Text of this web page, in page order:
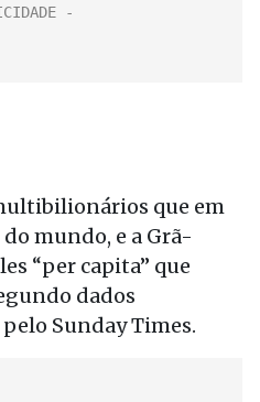
que em
mundo, e a Grã-
“per capita” que
dados
Sunday Times.